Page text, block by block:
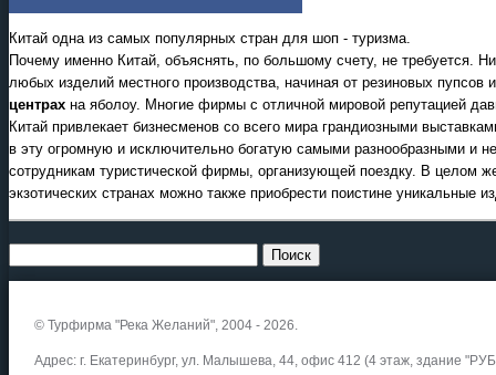
Китай одна из самых популярных стран для шоп - туризма.
Почему именно Китай, объяснять, по большому счету, не требуется.
любых изделий местного производства, начиная от резиновых
центрах на яболоу. Многие фирмы с отличной мировой репутацией
Китай привлекает бизнесменов со всего мира грандиозными
в эту огромную и исключительно богатую самыми разнообразными и
сотрудникам туристической фирмы, организующей поездку. В целом
экзотических странах можно также приобрести поистине уникальные
© Турфирма "Река Желаний", 2004 - 2026.
Адрес: г. Екатеринбург, ул. Малышева, 44, офис 412 (4 этаж, здание